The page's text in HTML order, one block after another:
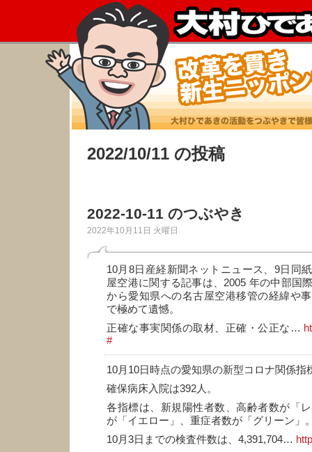
2022/10/11 の投稿
2022-10-11 のつぶやき
2022年10月11日 火曜日
10月8日産経新聞ネットニュース、9日同
屋空港に関する記事は、2005 年の中部国
から愛知県への名古屋空港移管の経緯や
で極めて遺憾。
正確な事実関係の取材、正確・公正な…
#
10月10日時点の愛知県の新型コロナ関係指
確保病床入院は392人。
各指標は、新規陽性者数、高齢者数が「
が「イエロー」、重症者数が「グリーン」
10月3日までの検査件数は、4,391,704…